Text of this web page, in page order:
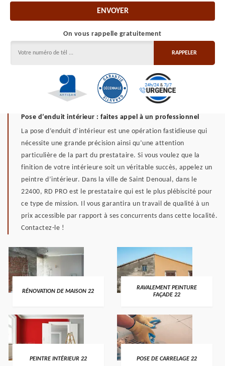
On vous rappelle gratuitement
Pose d’enduit intérieur : faites appel à un professionnel
La pose d’enduit d’intérieur est une opération fastidieuse qui
nécessite une grande précision ainsi qu’une attention
particulière de la part du prestataire. Si vous voulez que la
finition de votre intérieure soit un véritable succès, appelez un
peintre d’intérieur. Dans la ville de Saint Denoual, dans le
22400, RD PRO est le prestataire qui est le plus plébiscité pour
ce type de mission. Il vous garantira un travail de qualité à un
prix accessible par rapport à ses concurrents dans cette localité.
Contactez-le !
RÉNOVATION DE MAISON 22
RAVALEMENT PEINTURE
FAÇADE 22
PEINTRE INTÉRIEUR 22 POSE DE CARRELAGE 22